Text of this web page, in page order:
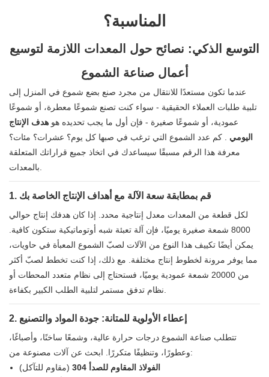
المناسبة؟
التوسع الذكي: نصائح حول المعدات اللازمة لتوسيع
أعمال صناعة الشموع
عندما تكون مستعدًا للانتقال من مجرد صنع بضع شموع في المنزل إلى
تلبية طلبات العملاء الحقيقية - سواء كنت تصنع شموعًا معطرة، أو شموعًا
عمودية، أو شموعًا صغيرة - فإن أول ما يجب تحديده هو هدف الإنتاج
اليومي . كم عدد الشموع التي ترغب في صبها كل يوم؟ عشرات؟ مئات؟
معرفة هذا الرقم مسبقًا سيساعدك في اتخاذ جميع قراراتك المتعلقة
بالمعدات.
1. قم بمطابقة سعة الآلة مع أهداف الإنتاج الخاصة بك
لكل قطعة من المعدات معدل إنتاجية محدد. إذا كان هدفك إنتاج حوالي
8000 شمعة صغيرة يوميًا، فإن آلة تعبئة شبه أوتوماتيكية ستكون كافية.
يمكن أيضًا تكييف هذا النوع من الآلات لصبّ الشموع المعبأة في حاويات،
مما يوفر مرونة لخطوط إنتاج مختلفة. مع ذلك، إذا كنت تخطط لصبّ أكثر
من 20000 شمعة عمودية يوميًا، فستحتاج إلى نظام متعدد المحطات أو
نظام تدفق مستمر لتلبية الطلب الكبير بكفاءة.
2. إعطاء الأولوية للمتانة: جودة المواد والتصنيع
تتطلب صناعة الشموع درجات حرارة عالية، وشمعًا ساخنًا، وأصباغًا،
وعطورًا، وتنظيفًا متكررًا. ابحث عن آلات مصنوعة من:
الفولاذ المقاوم للصدأ 304
(مقاوم للتآكل)